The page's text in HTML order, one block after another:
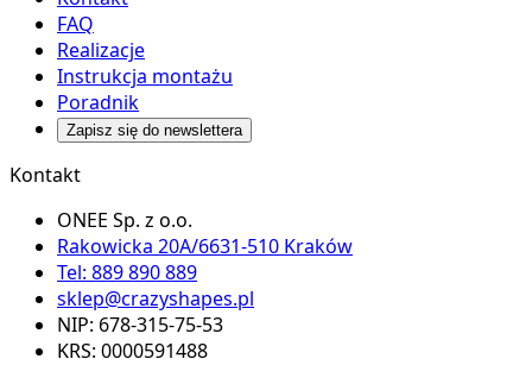
FAQ
Realizacje
Instrukcja montażu
Poradnik
Zapisz się do newslettera
Kontakt
ONEE Sp. z o.o.
Rakowicka 20A/6631-510 Kraków
Tel: 889 890 889
sklep@crazyshapes.pl
NIP: 678-315-75-53
KRS: 0000591488